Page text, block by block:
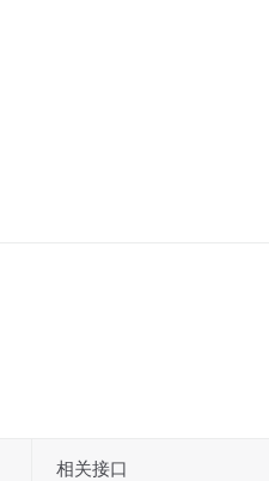
相关接口